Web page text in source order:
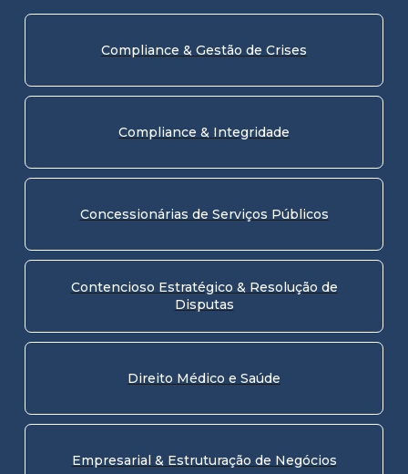
Compliance & Gestão de Crises
Compliance & Integridade
Concessionárias de Serviços Públicos
Contencioso Estratégico & Resolução de
Disputas
Direito Médico e Saúde
Empresarial & Estruturação de Negócios